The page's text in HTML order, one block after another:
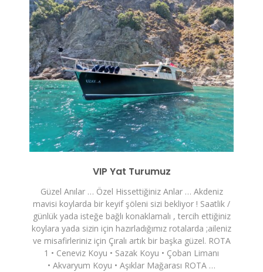
VIP Yat Turumuz
Güzel Anılar … Özel Hissettiğiniz Anlar … Akdeniz
mavisi koylarda bir keyif şöleni sizi bekliyor ! Saatlik /
günlük yada isteğe bağlı konaklamalı , tercih ettiğiniz
koylara yada sizin için hazırladığımız rotalarda ;aileniz
ve misafirleriniz için Çıralı artık bir başka güzel. ROTA
1 • Ceneviz Koyu • Sazak Koyu • Çoban Limanı
• Akvaryum Koyu • Aşıklar Mağarası ROTA …